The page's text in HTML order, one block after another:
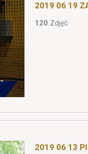
2019 06 19
120 Zdjęć
2019 06 13